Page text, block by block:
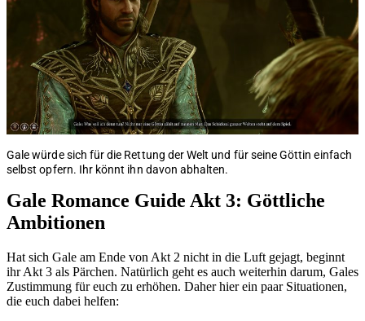
Gale würde sich für die Rettung der Welt und für seine Göttin einfach
selbst opfern. Ihr könnt ihn davon abhalten.
Gale Romance Guide Akt 3: Göttliche
Ambitionen
Hat sich Gale am Ende von Akt 2 nicht in die Luft gejagt, beginnt
ihr Akt 3 als Pärchen. Natürlich geht es auch weiterhin darum, Gales
Zustimmung für euch zu erhöhen. Daher hier ein paar Situationen,
die euch dabei helfen: